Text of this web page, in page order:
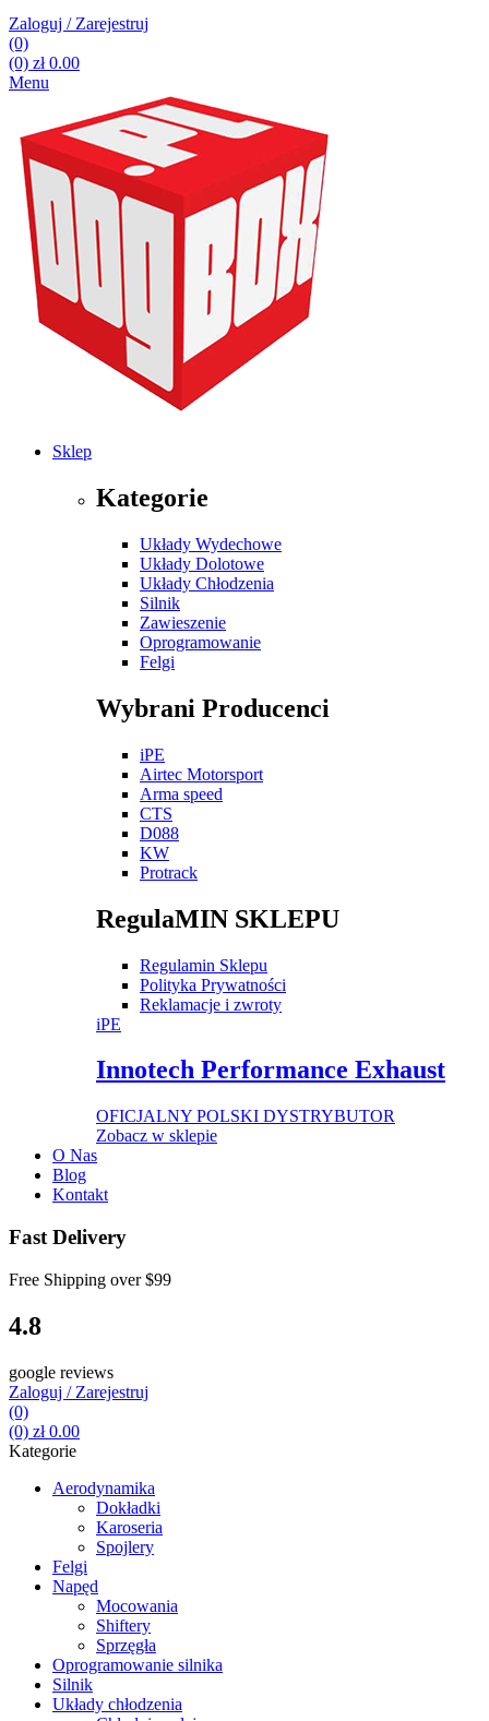
Zaloguj / Zarejestruj
(0)
(0) zł0.00
Menu
Sklep
Kategorie
Układy Wydechowe
Układy Dolotowe
Układy Chłodzenia
Silnik
Zawieszenie
Oprogramowanie
Felgi
Wybrani Producenci
iPE
Airtec Motorsport
Arma speed
CTS
D088
KW
Protrack
RegulaMIN SKLEPU
Regulamin Sklepu
Polityka Prywatności
Reklamacje i zwroty
iPE
Innotech Performance Exhaust
OFICJALNY POLSKI DYSTRYBUTOR
Zobacz w sklepie
O Nas
Blog
Kontakt
Fast Delivery
Free Shipping over$99
4.8
google reviews
Zaloguj / Zarejestruj
(0)
(0) zł0.00
Kategorie
Aerodynamika
Dokładki
Karoseria
Spojlery
Felgi
Napęd
Mocowania
Shiftery
Sprzęgła
Oprogramowanie silnika
Silnik
Układy chłodzenia